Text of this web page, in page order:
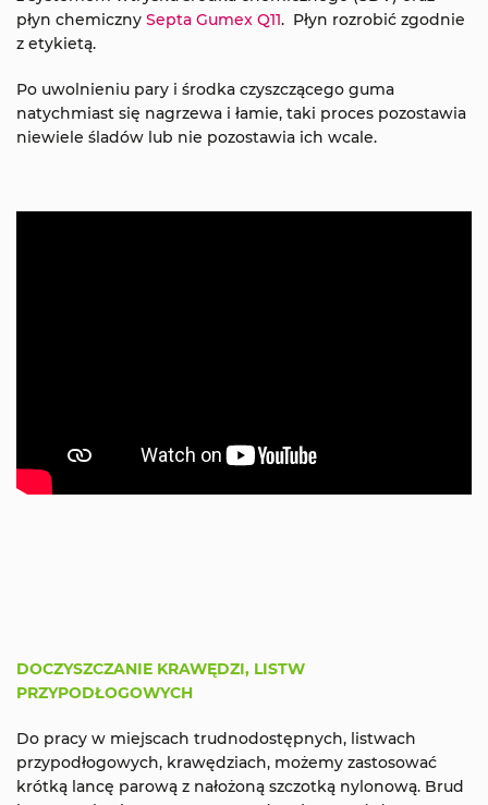
płyn chemiczny Septa Gumex Q11. Płyn rozrobić zgodnie
z etykietą.
Po uwolnieniu pary i środka czyszczącego guma
natychmiast się nagrzewa i łamie, taki proces pozostawia
niewiele śladów lub nie pozostawia ich wcale.
DOCZYSZCZANIE KRAWĘDZI, LISTW
PRZYPODŁOGOWYCH
Do pracy w miejscach trudnodostępnych, listwach
przypodłogowych, krawędziach, możemy zastosować
krótką lancę parową z nałożoną szczotką nylonową. Brud